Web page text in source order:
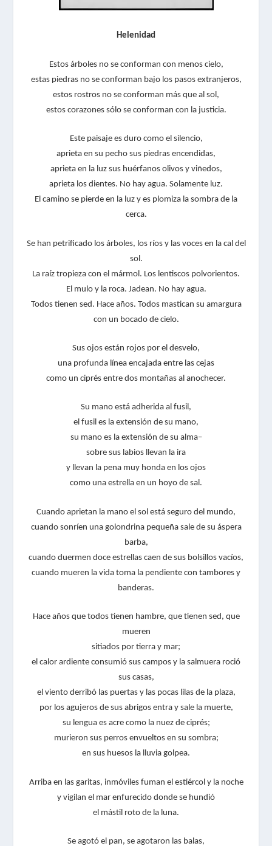
Helenidad
Estos árboles no se conforman con menos cielo,
estas piedras no se conforman bajo los pasos extranjeros,
estos rostros no se conforman más que al sol,
estos corazones sólo se conforman con la justicia.
Este paisaje es duro como el silencio,
aprieta en su pecho sus piedras encendidas,
aprieta en la luz sus huérfanos olivos y viñedos,
aprieta los dientes. No hay agua. Solamente luz.
El camino se pierde en la luz y es plomiza la sombra de la
cerca.
Se han petrificado los árboles, los ríos y las voces en la cal del
sol.
La raíz tropieza con el mármol. Los lentiscos polvorientos.
El mulo y la roca. Jadean. No hay agua.
Todos tienen sed. Hace años. Todos mastican su amargura
con un bocado de cielo.
Sus ojos están rojos por el desvelo,
una profunda línea encajada entre las cejas
como un ciprés entre dos montañas al anochecer.
Su mano está adherida al fusil,
el fusil es la extensión de su mano,
su mano es la extensión de su alma–
sobre sus labios llevan la ira
y llevan la pena muy honda en los ojos
como una estrella en un hoyo de sal.
Cuando aprietan la mano el sol está seguro del mundo,
cuando sonríen una golondrina pequeña sale de su áspera
barba,
cuando duermen doce estrellas caen de sus bolsillos vacíos,
cuando mueren la vida toma la pendiente con tambores y
banderas.
Hace años que todos tienen hambre, que tienen sed, que
mueren
sitiados por tierra y mar;
el calor ardiente consumió sus campos y la salmuera roció
sus casas,
el viento derribó las puertas y las pocas lilas de la plaza,
por los agujeros de sus abrigos entra y sale la muerte,
su lengua es acre como la nuez de ciprés;
murieron sus perros envueltos en su sombra;
en sus huesos la lluvia golpea.
Arriba en las garitas, inmóviles fuman el estiércol y la noche
y vigilan el mar enfurecido donde se hundió
el mástil roto de la luna.
Se agotó el pan, se agotaron las balas,